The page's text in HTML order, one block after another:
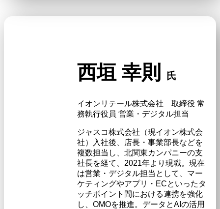
西垣 幸則 氏
イオンリテール株式会社 取締役 常
務執行役員 営業・デジタル担当
ジャスコ株式会社（現イオン株式会
社）入社後、店長・事業部長などを
複数担当し、北関東カンパニーの支
社長を経て、2021年より現職。現在
は営業・デジタル担当として、マー
ケティングやアプリ・ECといったタ
ッチポイント間における連携を強化
し、OMOを推進。データとAIの活用